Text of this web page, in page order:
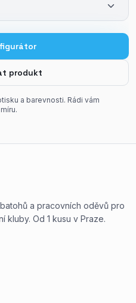
produkt
a barevnosti. Rádi vám
a pracovních oděvů pro
kluby. Od 1 kusu v Praze.